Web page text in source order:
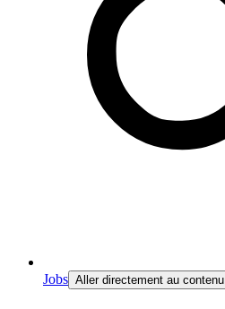
Jobs Aller directement au contenu